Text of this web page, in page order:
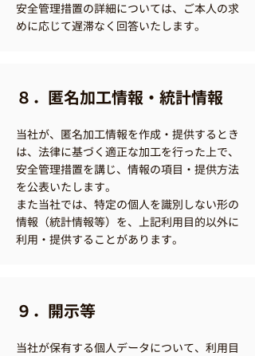
安全管理措置の詳細については、ご本人の求
めに応じて遅滞なく回答いたします。
８．匿名加工情報・統計情報
当社が、匿名加工情報を作成・提供するとき
は、法律に基づく適正な加工を行った上で、
安全管理措置を講じ、情報の項目・提供方法
を公表いたします。
また当社では、特定の個人を識別しない形の
情報（統計情報等）を、上記利用目的以外に
利用・提供することがあります。
９．開示等
当社が保有する個人データについて、利用目